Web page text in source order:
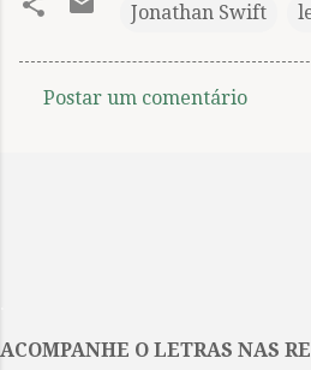
Jonathan Swift
r
Postar um comentário
ACOMPANHE O LETRAS NAS